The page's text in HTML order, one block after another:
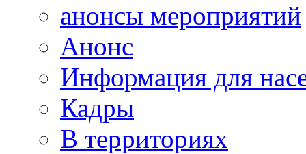
анонсы мероприятий
Анонс
Информация для
Кадры
В территориях